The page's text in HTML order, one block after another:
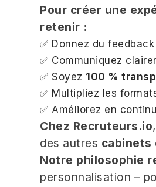
Pour créer une
retenir :
✅ Donnez du
✅ Communiquez
✅ Soyez 100 %
✅ Multipliez les
✅ Améliorez en continu
Chez Recruteurs.io
des autres cabinets
Notre philosophie
personnalisation –